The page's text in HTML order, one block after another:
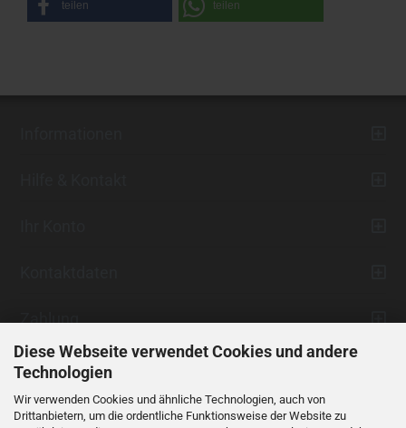
Diese Webseite verwendet Cookies und andere
Technologien
Wir verwenden Cookies und ähnliche Technologien, auch von
Drittanbietern, um die ordentliche Funktionsweise der Website zu
teilen teilen
Zahlung